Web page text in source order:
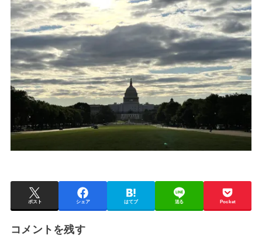
ポスト シェア はてブ 送る Pocket
コメントを残す